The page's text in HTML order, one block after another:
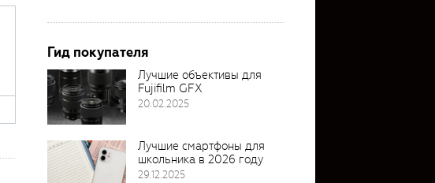
Гид покупателя
Лучшие объективы для
Fujifilm GFX
20.02.2025
Лучшие смартфоны для
школьника в 2026 году
29.12.2025